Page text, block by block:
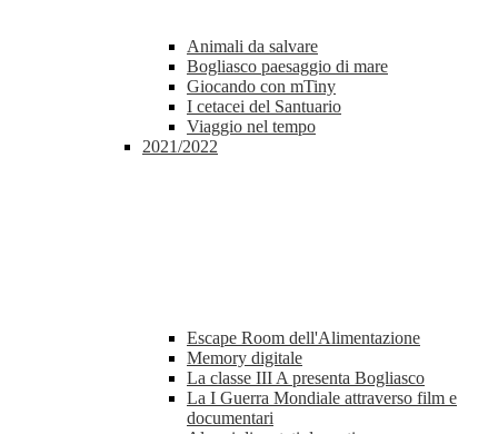
Animali da salvare
Bogliasco paesaggio di mare
Giocando con mTiny
I cetacei del Santuario
Viaggio nel tempo
2021/2022
Escape Room dell'Alimentazione
Memory digitale
La classe III A presenta Bogliasco
La I Guerra Mondiale attraverso film e
documentari